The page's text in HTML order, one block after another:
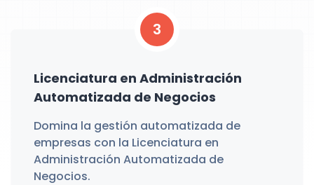
3
Licenciatura en Administración
Automatizada de Negocios
Domina la gestión automatizada de
empresas con la Licenciatura en
Administración Automatizada de
Negocios.